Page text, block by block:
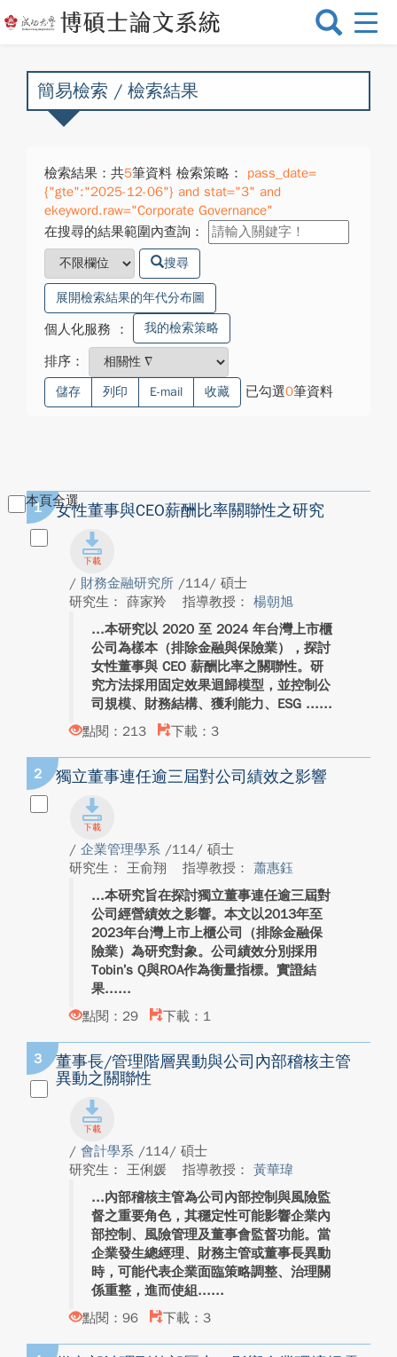
選
換
簡易檢索 / 檢索結果
檢索結果：共5筆資料 檢索策略：
pass_date=
{"gte":"2025-12-06"} and stat="3" and
ekeyword.raw="Corporate Governance"
在搜尋的結果範圍內查詢：
搜尋
展開檢索結果的年代分布圖
個人化服務 ： 我的檢索策略
排序：
儲存 列印 E-mail 收藏 已勾選0筆資料
本頁全選
1 女性董事與CEO薪酬比率關聯性之研究
/ 財務金融研究所 /114/ 碩士
研究生： 薛家羚
指導教授： 楊朝旭
本研究以 2020 至 2024 年台灣上市櫃
公司為樣本（排除金融與保險業），探討
女性董事與 CEO 薪酬比率之關聯性。研
究方法採用固定效果迴歸模型，並控制公
司規模、財務結構、獲利能力、ESG ...
點閱：213
下載：3
2 獨立董事連任逾三屆對公司績效之影響
/ 企業管理學系 /114/ 碩士
研究生： 王俞翔
指導教授： 蕭惠鈺
本研究旨在探討獨立董事連任逾三屆對
公司經營績效之影響。本文以2013年至
2023年台灣上市上櫃公司（排除金融保
險業）為研究對象。公司績效分別採用
Tobin’s Q與ROA作為衡量指標。實證結
果...
點閱：29
下載：1
3
董事長/管理階層異動與公司內部稽核主管
異動之關聯性
/ 會計學系 /114/ 碩士
研究生： 王俐媛
指導教授： 黃華瑋
內部稽核主管為公司內部控制與風險監
督之重要角色，其穩定性可能影響企業內
部控制、風險管理及董事會監督功能。當
企業發生總經理、財務主管或董事長異動
時，可能代表企業面臨策略調整、治理關
係重整，進而使組...
點閱：96
下載：3